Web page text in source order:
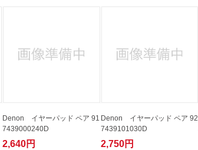
Denon イヤーパッド ペア 91
7439000240D
2,640円
Denon イヤーパッド ペア 92
7439101030D
2,750円